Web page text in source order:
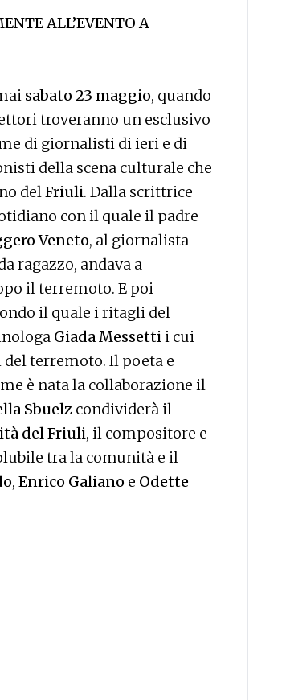
ALL’EVENTO A
sabato 23 maggio, quando
troveranno un esclusivo
di giornalisti di ieri e di
della scena culturale che
del Friuli. Dalla scrittrice
con il quale il padre
Veneto, al giornalista
ragazzo, andava a
il terremoto. E poi
il quale i ritagli del
Giada Messetti i cui
terremoto. Il poeta e
è nata la collaborazione il
Sbuelz condividerà il
del Friuli, il compositore e
tra la comunità e il
, Enrico Galiano e Odette